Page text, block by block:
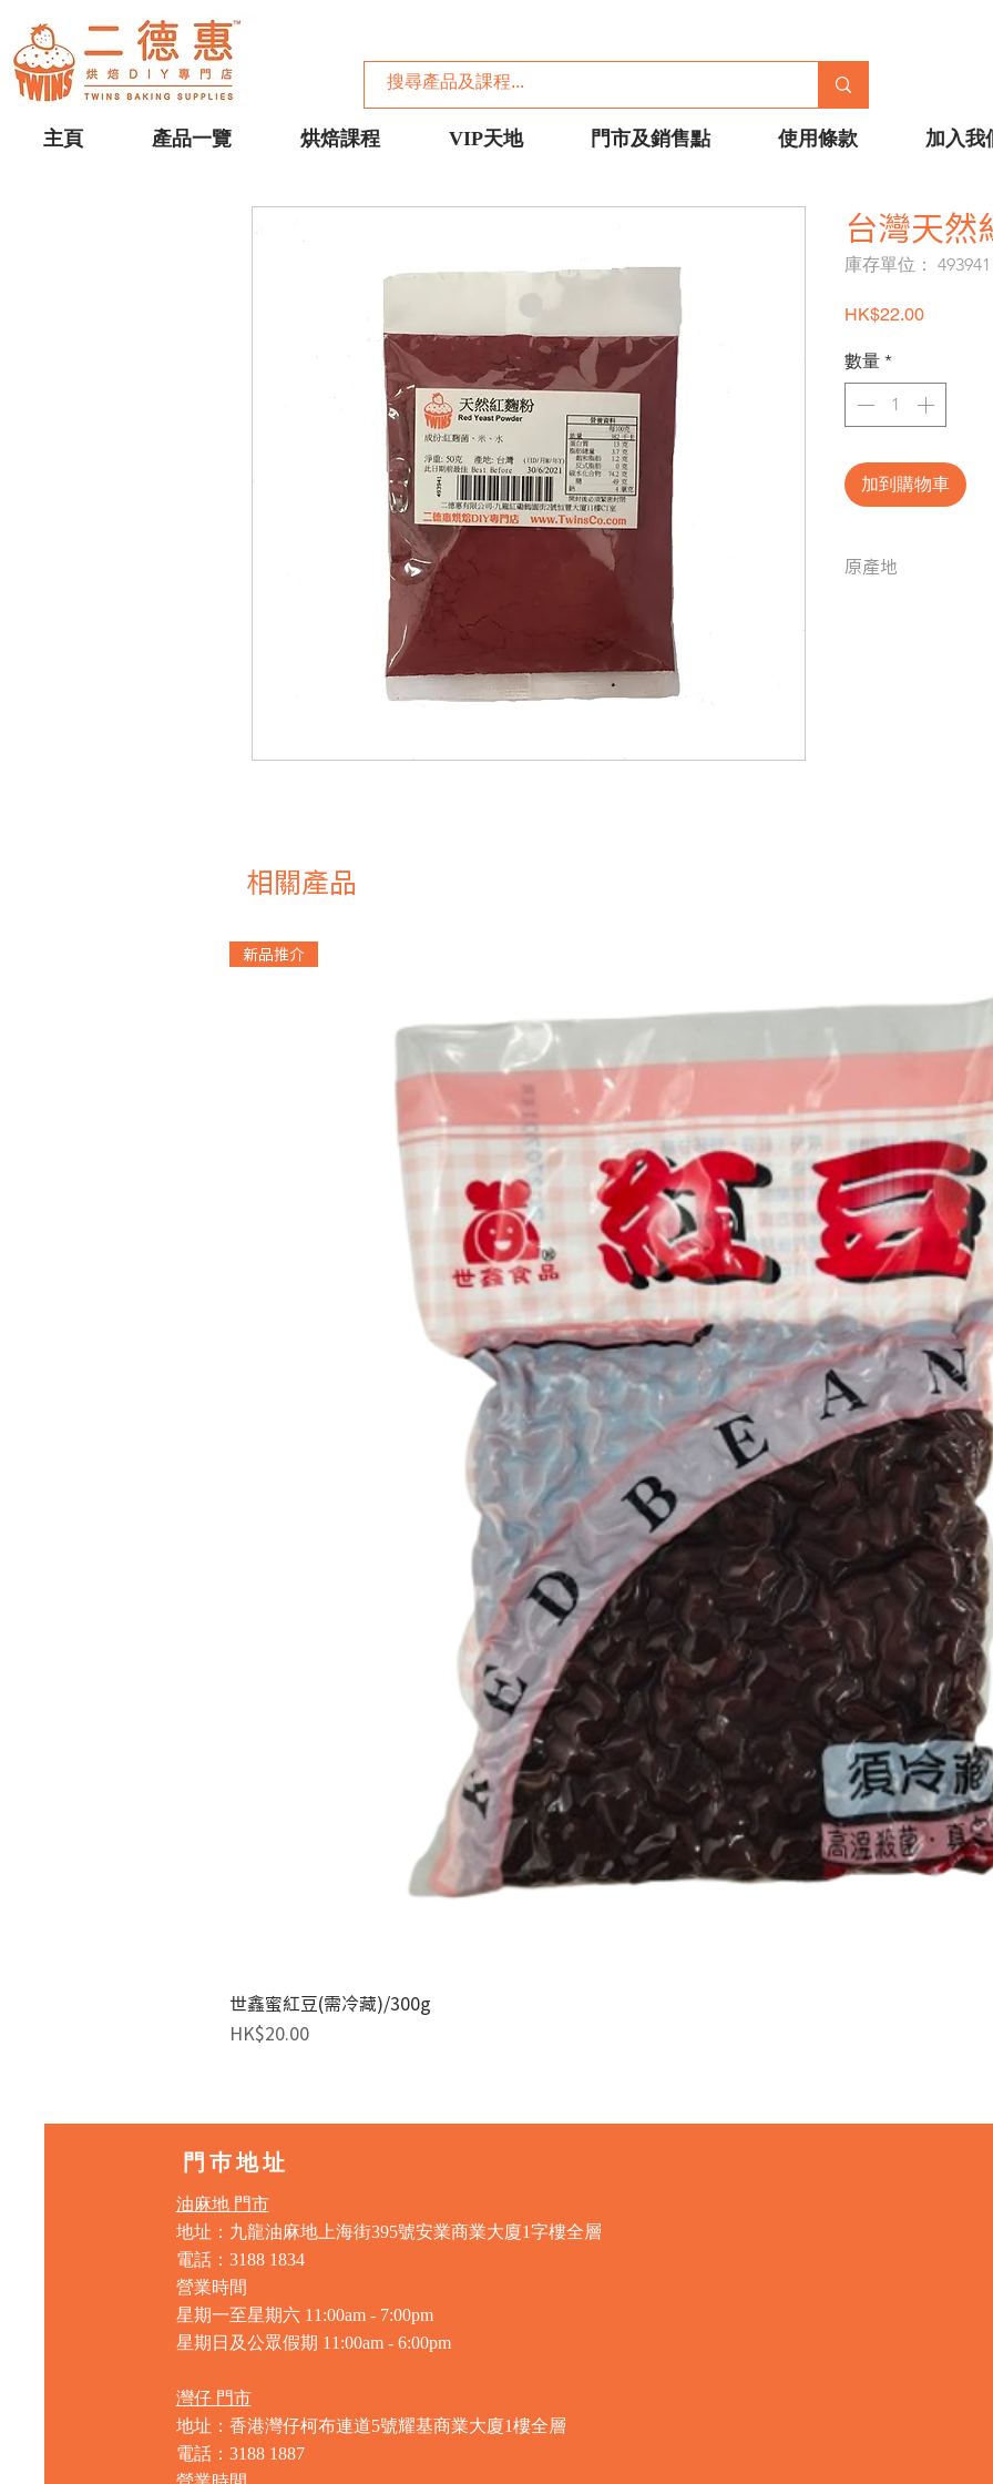
主頁 產品一覽 烘焙課程 VIP天地 門市及銷售點 使用條款 加入我
台灣天
庫存單位： 493941
HK$22.00價格
數量 *
加到購物車
原產地
相關產品
新品推介
世鑫蜜紅豆(需冷藏)/300g
價格
HK$20.00
門巿地址
油麻地 門市
地址：九龍油麻地上海街395號安業商業大廈1字樓全層
電話：3188 1834
營業時間
星期一至星期六 11:00am - 7:00pm
星期日及公眾假期 11:00am - 6:00pm
灣仔 門市
地址：香港灣仔柯布連道5號耀基商業大廈1樓全層
電話：3188 1887